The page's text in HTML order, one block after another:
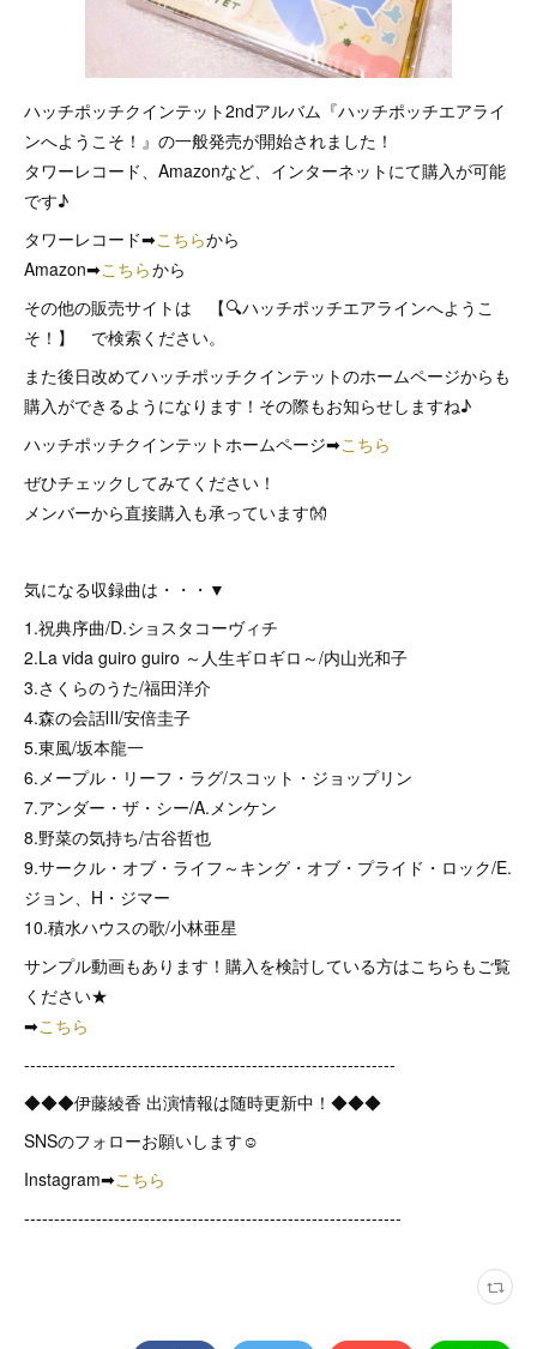
ハッチポッチクインテット2ndアルバム『ハッチポッチエアライ
ンへようこそ！』の一般発売が開始されました！
タワーレコード、Amazonなど、インターネットにて購入が可能
です♪
タワーレコード➡こちらから
Amazon➡こちらから
その他の販売サイトは 【🔍ハッチポッチエアラインへようこ
そ！】 で検索ください。
また後日改めてハッチポッチクインテットのホームページからも
購入ができるようになります！その際もお知らせしますね♪
ハッチポッチクインテットホームページ➡こちら
ぜひチェックしてみてください！
メンバーから直接購入も承っています👐
気になる収録曲は・・・▼
1.祝典序曲/D.ショスタコーヴィチ
2.La vida guiro guiro ～人生ギロギロ～/内山光和子
3.さくらのうた/福田洋介
4.森の会話Ⅲ/安倍圭子
5.東風/坂本龍一
6.メープル・リーフ・ラグ/スコット・ジョップリン
7.アンダー・ザ・シー/A.メンケン
8.野菜の気持ち/古谷哲也
9.サークル・オブ・ライフ～キング・オブ・プライド・ロック/E.
ジョン、H・ジマー
10.積水ハウスの歌/小林亜星
サンプル動画もあります！購入を検討している方はこちらもご覧
ください★
➡こちら
--------------------------------------------------------------
◆◆◆伊藤綾香 出演情報は随時更新中！◆◆◆
SNSのフォローお願いします☺
Instagram➡こちら
---------------------------------------------------------------